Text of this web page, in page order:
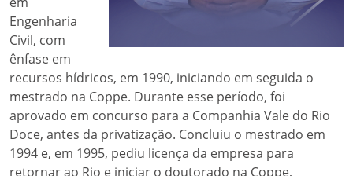
Engenharia
Civil, com
ênfase em
recursos hídricos, em 1990, iniciando em seguida o
mestrado na Coppe. Durante esse período, foi
aprovado em concurso para a Companhia Vale do Rio
Doce, antes da privatização. Concluiu o mestrado em
1994 e, em 1995, pediu licença da empresa para
retornar ao Rio e iniciar o doutorado na Coppe,